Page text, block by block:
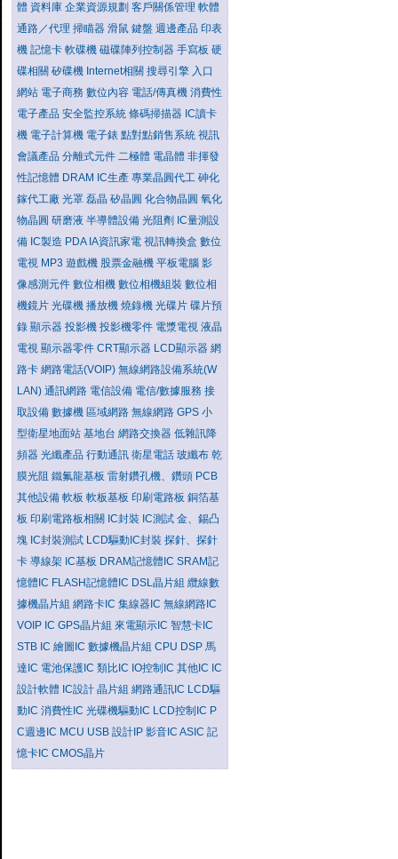
體 資料庫 企業資源規劃 客戶關係管理 軟體
通路／代理 掃瞄器 滑鼠 鍵盤 週邊產品 印表
機 記憶卡 軟碟機 磁碟陣列控制器 手寫板 硬
碟相關 矽碟機 Internet相關 搜尋引擎 入口
網站 電子商務 數位內容 電話/傳真機 消費性
電子產品 安全監控系統 條碼掃描器 IC讀卡
機 電子計算機 電子錶 點對點銷售系統 視訊
會議產品 分離式元件 二極體 電晶體 非揮發
性記憶體 DRAM IC生產 專業晶圓代工 砷化
鎵代工廠 光罩 磊晶 矽晶圓 化合物晶圓 氧化
物晶圓 研磨液 半導體設備 光阻劑 IC量測設
備 IC製造 PDA IA資訊家電 視訊轉換盒 數位
電視 MP3 遊戲機 股票金融機 平板電腦 影
像感測元件 數位相機 數位相機組裝 數位相
機鏡片 光碟機 播放機 燒錄機 光碟片 碟片預
錄 顯示器 投影機 投影機零件 電漿電視 液晶
電視 顯示器零件 CRT顯示器 LCD顯示器 網
路卡 網路電話(VOIP) 無線網路設備系統(W
LAN) 通訊網路 電信設備 電信/數據服務 接
取設備 數據機 區域網路 無線網路 GPS 小
型衛星地面站 基地台 網路交換器 低雜訊降
頻器 光纖產品 行動通訊 衛星電話 玻纖布 乾
膜光阻 鐵氟龍基板 雷射鑽孔機、鑽頭 PCB
其他設備 軟板 軟板基板 印刷電路板 銅箔基
板 印刷電路板相關 IC封裝 IC測試 金、錫凸
塊 IC封裝測試 LCD驅動IC封裝 探針、探針
卡 導線架 IC基板 DRAM記憶體IC SRAM記
憶體IC FLASH記憶體IC DSL晶片組 纜線數
據機晶片組 網路卡IC 集線器IC 無線網路IC
VOIP IC GPS晶片組 來電顯示IC 智慧卡IC
STB IC 繪圖IC 數據機晶片組 CPU DSP 馬
達IC 電池保護IC 類比IC IO控制IC 其他IC IC
設計軟體 IC設計 晶片組 網路通訊IC LCD驅
動IC 消費性IC 光碟機驅動IC LCD控制IC P
C週邊IC MCU USB 設計IP 影音IC ASIC 記
憶卡IC CMOS晶片